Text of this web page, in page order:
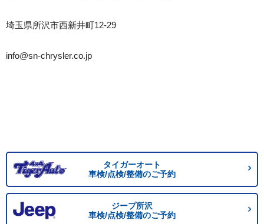
埼玉県所沢市西新井町12-29
info@sn-chrysler.co.jp
タイガーオート
車検/点検/整備のご予約
ジープ所沢
車検/点検/整備のご予約